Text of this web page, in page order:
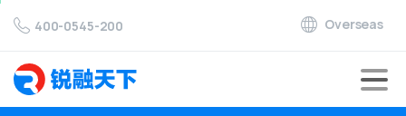
400-0545-200 Overseas